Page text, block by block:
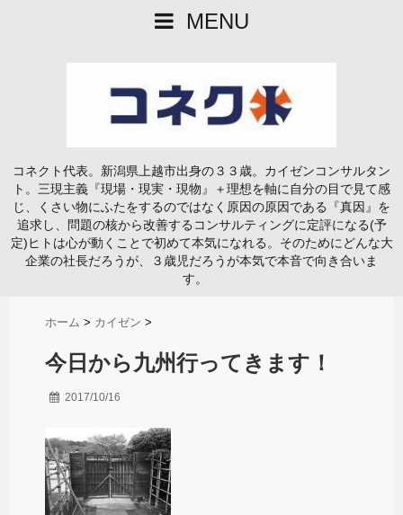
MENU
コネクト代表。新潟県上越市出身の３３歳。カイゼンコンサルタン
ト。三現主義『現場・現実・現物』＋理想を軸に自分の目で見て感
じ、くさい物にふたをするのではなく原因の原因である『真因』を
追求し、問題の核から改善するコンサルティングに定評になる(予
定)ヒトは心が動くことで初めて本気になれる。そのためにどんな大
企業の社長だろうが、３歳児だろうが本気で本音で向き合いま
す。
ホーム > カイゼン >
今日から九州行ってきます！
2017/10/16